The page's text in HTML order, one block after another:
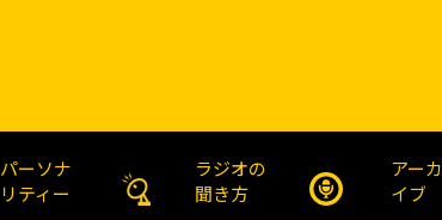
パーソナ
リティー
ラジオの
聞き方
アーカ
イブ